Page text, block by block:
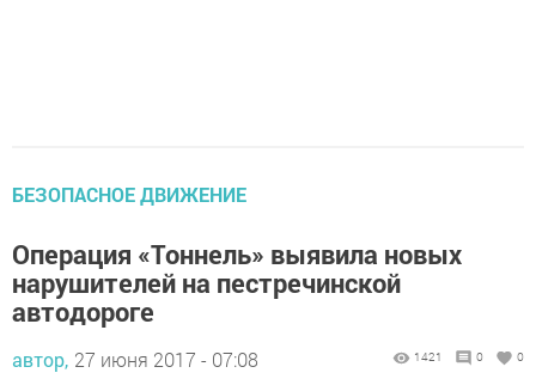
БЕЗОПАСНОЕ ДВИЖЕНИЕ
Операция «Тоннель» выявила новых
нарушителей на пестречинской
автодороге
автор, 27 июня 2017 - 07:08 1421 0 0